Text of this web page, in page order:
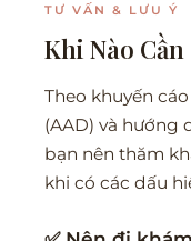
TƯ VẤN & LƯU Ý
Khi Nào Cần
Theo khuyến
(AAD) và hướng
bạn nên thăm
khi có các dấu